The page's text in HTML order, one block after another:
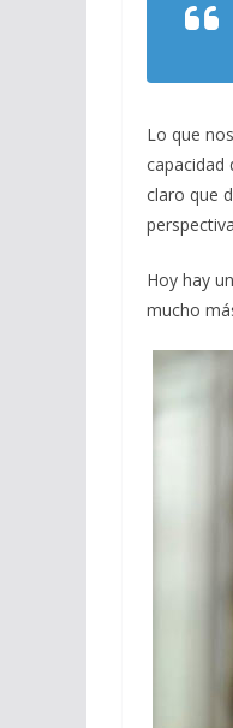
Lo que
capacidad
claro que
Hoy hay
mucho